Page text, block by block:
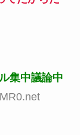
集中議論中